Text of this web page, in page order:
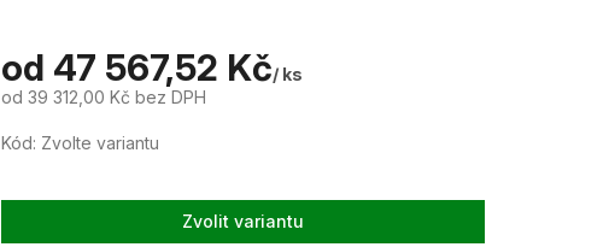
od 47 567,52 Kč/ ks
od 39 312,00 Kč bez DPH
Měrná
cena:
Kód: Zvolte variantu
Zvolit variantu